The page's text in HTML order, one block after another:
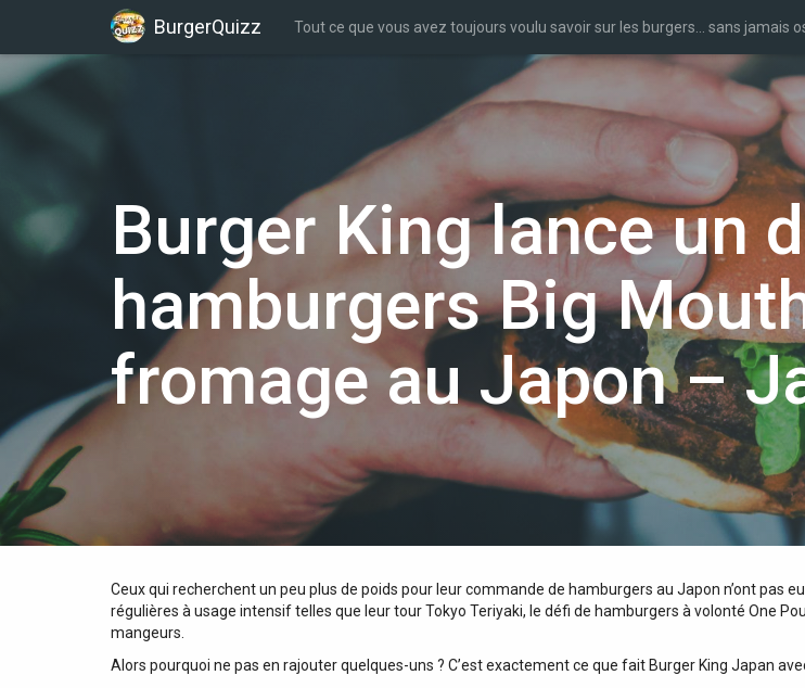
BurgerQuizz Tout ce que vous avez toujours voulu savoir sur les burgers… sans jamais
Burger King lance un
hamburgers Big
fromage au Japon –
Ceux qui recherchent un peu plus de poids pour leur commande de hamburgers au Japon n’ont pas
régulières à usage intensif telles que leur tour Tokyo Teriyaki, le défi de hamburgers à volonté One
mangeurs.
Alors pourquoi ne pas en rajouter quelques-uns ? C’est exactement ce que fait Burger King Japan